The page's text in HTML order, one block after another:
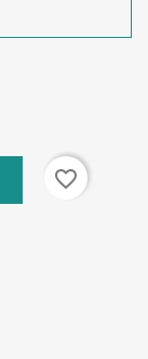
favorite_border